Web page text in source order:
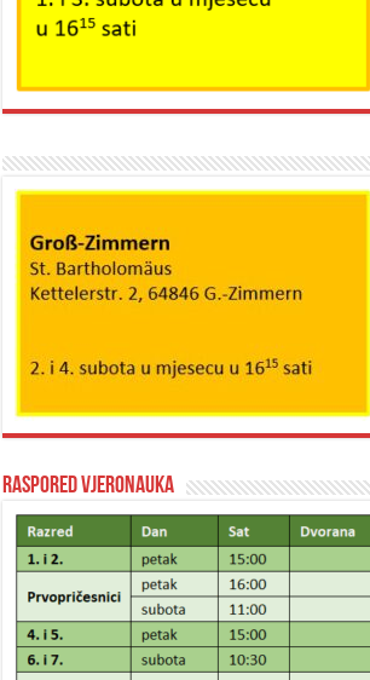
Raspored vjeronauka